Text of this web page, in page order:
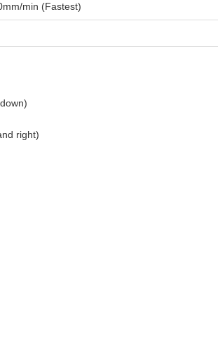
min (Fastest)
right)